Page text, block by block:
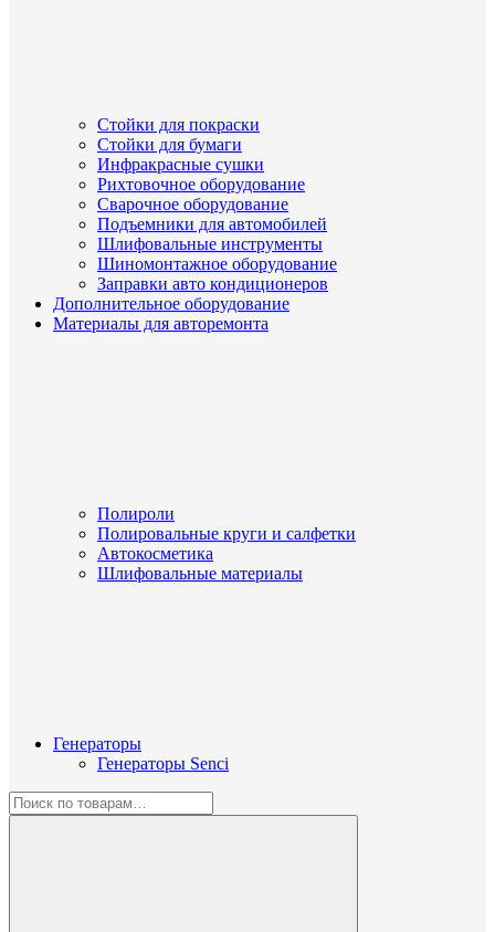
Стойки для покраски
Стойки для бумаги
Инфракрасные сушки
Рихтовочное оборудование
Сварочное оборудование
Подъемники для автомобилей
Шлифовальные инструменты
Шиномонтажное оборудование
Заправки авто кондиционеров
Дополнительное оборудование
Материалы для авторемонта
Полироли
Полировальные круги и салфетки
Автокосметика
Шлифовальные материалы
Генераторы
Генераторы Senci